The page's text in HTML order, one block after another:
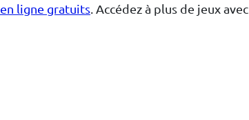
en ligne gratuits . Accédez à plus de jeux avec